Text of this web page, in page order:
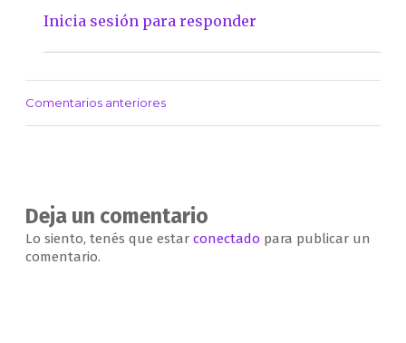
Inicia sesión para responder
Navegación
Comentarios anteriores
Deja un comentario
Lo siento, tenés que estar conectado para publicar un
comentario.